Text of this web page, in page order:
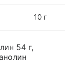
10 г
54 г,